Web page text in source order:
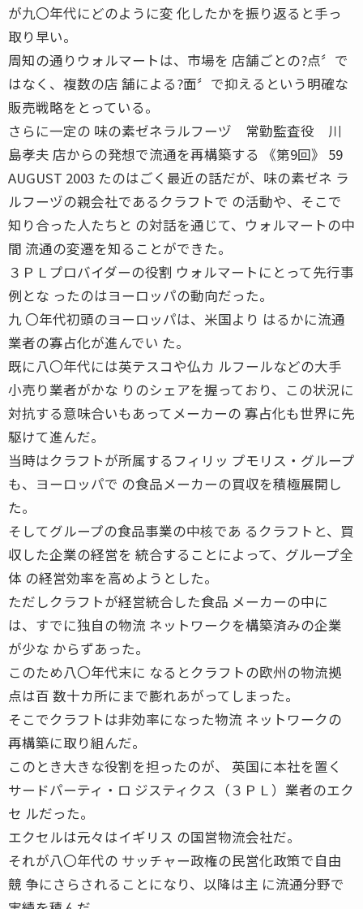
が九〇年代にどのように変 化したかを振り返ると手っ
取り早い。
周知の通りウォルマートは、市場を 店舗ごとの?点〞で
はなく、複数の店 舗による?面〞で抑えるという明確な
販売戦略をとっている。
さらに一定の 味の素ゼネラルフーヅ 常勤監査役 川
島孝夫 店からの発想で流通を再構築する 《第9回》 59
AUGUST 2003 たのはごく最近の話だが、味の素ゼネ ラ
ルフーヅの親会社であるクラフトで の活動や、そこで
知り合った人たちと の対話を通じて、ウォルマートの中
間 流通の変遷を知ることができた。
３ＰＬプロバイダーの役割 ウォルマートにとって先行事
例とな ったのはヨーロッパの動向だった。
九 〇年代初頭のヨーロッパは、米国より はるかに流通
業者の寡占化が進んでい た。
既に八〇年代には英テスコや仏カ ルフールなどの大手
小売り業者がかな りのシェアを握っており、この状況に
対抗する意味合いもあってメーカーの 寡占化も世界に先
駆けて進んだ。
当時はクラフトが所属するフィリッ プモリス・グループ
も、ヨーロッパで の食品メーカーの買収を積極展開し
た。
そしてグループの食品事業の中核であ るクラフトと、買
収した企業の経営を 統合することによって、グループ全
体 の経営効率を高めようとした。
ただしクラフトが経営統合した食品 メーカーの中に
は、すでに独自の物流 ネットワークを構築済みの企業
が少な からずあった。
このため八〇年代末に なるとクラフトの欧州の物流拠
点は百 数十カ所にまで膨れあがってしまった。
そこでクラフトは非効率になった物流 ネットワークの
再構築に取り組んだ。
このとき大きな役割を担ったのが、 英国に本社を置く
サードパーティ・ロ ジスティクス（３ＰＬ）業者のエク
セ ルだった。
エクセルは元々はイギリス の国営物流会社だ。
それが八〇年代の サッチャー政権の民営化政策で自由
競 争にさらされることになり、以降は主 に流通分野で